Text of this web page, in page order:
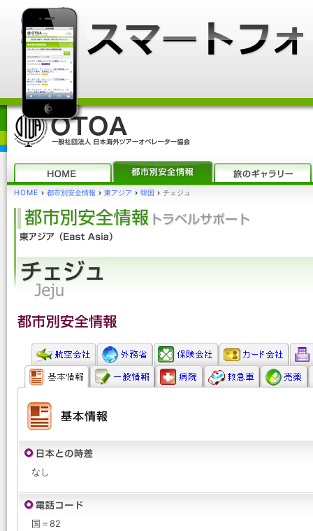
HOME › 都市別安全情報 › 東アジア › 韓国 › チェジュ
なし
国＝82